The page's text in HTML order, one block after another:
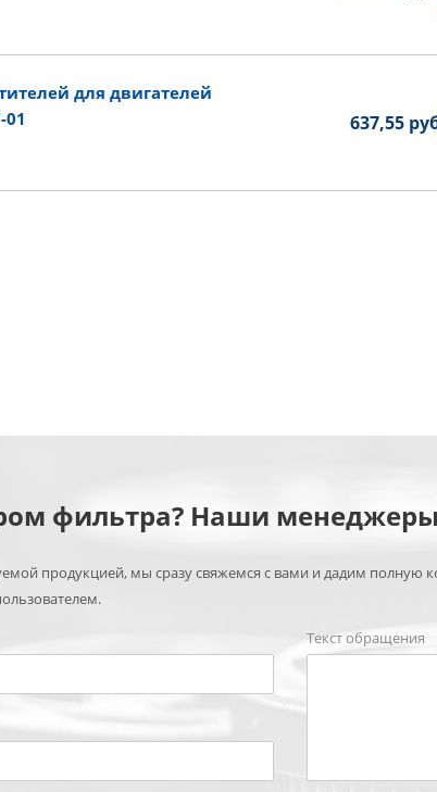
для двигателей
01
637,55
фильтра? Наши
продукцией, мы сразу свяжемся с вами и дадим полную
Текст обращения